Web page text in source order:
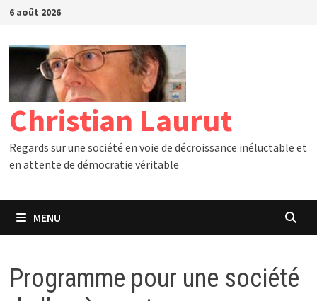
Passer
contenu
6 août 2026
Christian Laurut
Regards sur une société en voie de décroissance inéluctable et
en attente de démocratie véritable
MENU
Programme pour une société